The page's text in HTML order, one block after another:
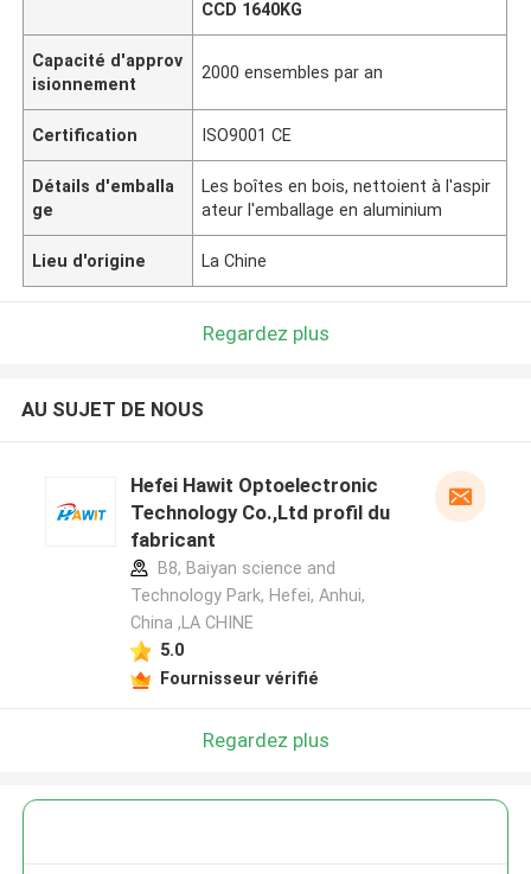
CCD 1640KG
Capacité d'approv
isionnement
2000 ensembles par an
Certification ISO9001 CE
Détails d'emballa
ge
Les boîtes en bois, nettoient à l'aspir
ateur l'emballage en aluminium
Lieu d'origine La Chine
Regardez plus
AU SUJET DE NOUS
Hefei Hawit Optoelectronic
Technology Co.,Ltd profil du
fabricant
B8, Baiyan science and
Technology Park, Hefei, Anhui,
China ,LA CHINE
5.0
Fournisseur vérifié
Regardez plus